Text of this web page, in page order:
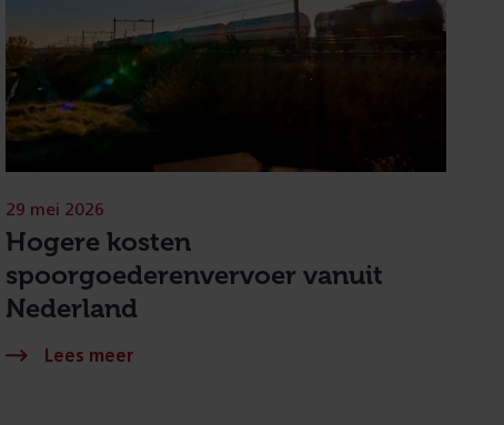
Hogere kosten
spoorgoederenvervoer vanuit
Nederland
29 mei 2026